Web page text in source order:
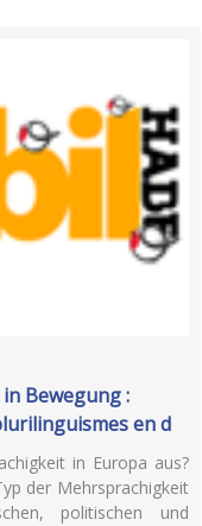
Bewegung :
en d
in Europa aus?
der Mehrsprachigkeit
politischen und